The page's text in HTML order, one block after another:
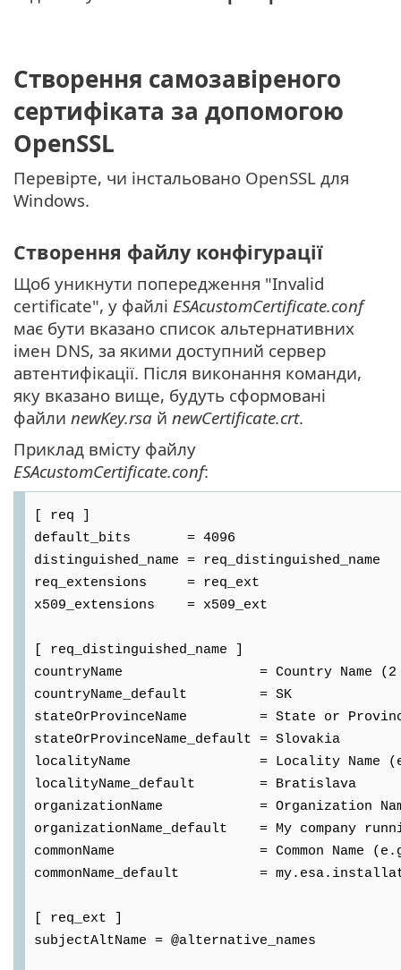
Створення самозавіреного
сертифіката за допомогою
OpenSSL
Перевірте, чи інстальовано OpenSSL для
Windows.
Створення файлу конфігурації
Щоб уникнути попередження "Invalid
certificate", у файлі ESAcustomCertificate.conf
має бути вказано список альтернативних
імен DNS, за якими доступний сервер
автентифікації. Після виконання команди,
яку вказано вище, будуть сформовані
файли newKey.rsa й newCertificate.crt.
Приклад вмісту файлу
ESAcustomCertificate.conf:
[ req ]
default_bits = 4096
distinguished_name = req_distinguished_name
req_extensions = req_ext
x509_extensions = x509_ext
[ req_distinguished_name ]
countryName = Country Name (2
countryName_default = SK
stateOrProvinceName = State or
stateOrProvinceName_default = Slovakia
localityName = Locality Name
localityName_default = Bratislava
organizationName = Organization Name
organizationName_default = My company
commonName = Common Name (e.g.
commonName_default =
[ req_ext ]
subjectAltName = @alternative_names